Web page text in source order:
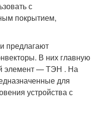
с
покрытием,
предлагают
В них главную
элемент — ТЭН . На
для
устройства с